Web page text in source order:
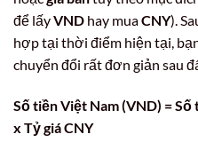
để lấyVND hay muaCNY).
hợp tại thời điểm hiện tại,
chuyển đổi rất đơn giản sau
Số tiền Việt Nam (VND) =
x Tỷ giá CNY